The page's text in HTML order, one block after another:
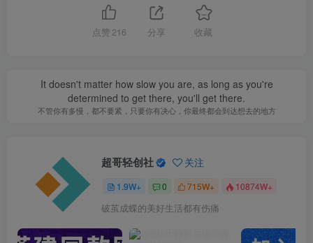
点赞 216 分享 收藏
It doesn't matter how slow you are, as long as you're
determined to get there, you'll get there.
不管你有多慢，都不要紧，只要你有决心，你最终都会到达想去的地方
超哥轻创社 关注
1.9W+ 0 715W+ 10874W+
破茧成蝶的美好生活都有伤痛